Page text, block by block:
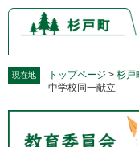
ペ
の
で
メ
ー
ば
現在地 トップページ > 杉戸
中学校同一献立